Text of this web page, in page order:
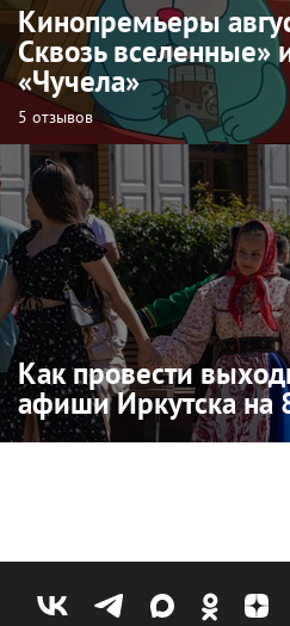
Кинопремьеры
Сквозь вселенные»
«Чучела»
5 отзывов
Как провести
афиши Иркутска на